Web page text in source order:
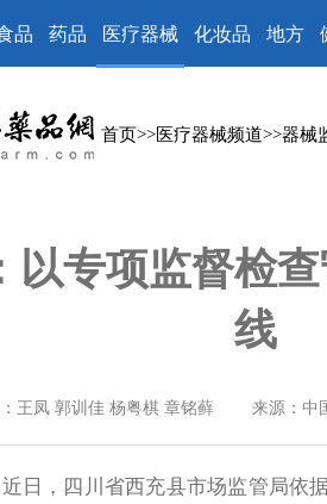
品 药品 医疗器械 化妆品 地方
首页>>医疗器械频道>>器械
以专项监督检
线
王凤 郭训佳 杨粤棋 章铭藓 来源：中
，四川省西充县市场监管局依